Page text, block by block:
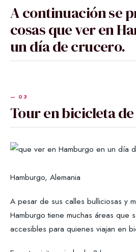
A continuación se
cosas que ver en
un día de crucero.
Tour en bicicleta
Hamburgo, Alemania
A pesar de sus calles bulliciosas y
Hamburgo tiene muchas áreas que
accesibles para quienes viajan en